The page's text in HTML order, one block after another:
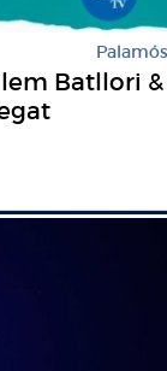
Palamós
Batllori &